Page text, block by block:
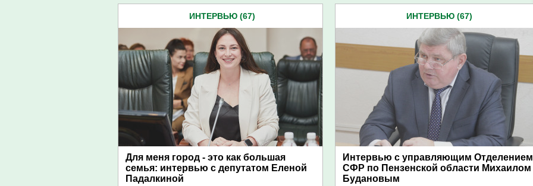
ИНТЕРВЬЮ (67)
Для меня город - это как большая
семья: интервью с депутатом Еленой
Падалкиной
ИНТЕРВЬЮ (67)
Интервью с управляющим Отделением
СФР по Пензенской области Михаилом
Будановым